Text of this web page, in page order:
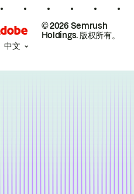
© 2026 Semrush
Holdings. 版权所有。
中文